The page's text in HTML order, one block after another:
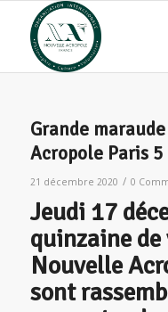
Grande
Acropole Paris 5
21 décembre 2020 / 0
Jeudi 17
quinzaine
Nouvelle
sont